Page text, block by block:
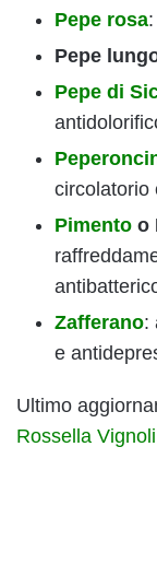
Pepe rosa
Pepe
Pepe di
circolatorio
Pimento o
Zafferano:
e
Ultimo
Rossella Vignoli